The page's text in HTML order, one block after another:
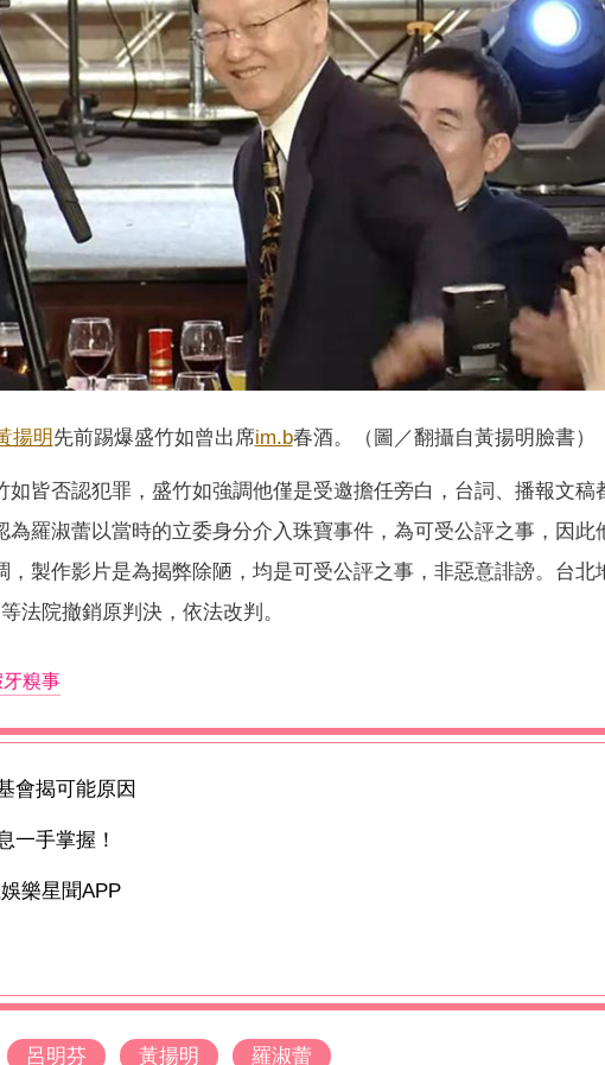
揚明先前踢爆盛竹如曾出席im.b春酒。（圖／翻攝自黃揚明臉書）
如皆否認犯罪，盛竹如強調他僅是受邀擔任旁白，台詞、播報文稿
羅淑蕾以當時的立委身分介入珠寶事件，為可受公評之事，因此
，製作影片是為揭弊除陋，均是可受公評之事，非惡意誹謗。台北
法院撤銷原判決，依法改判。
糗事
會揭可能原因
手掌握！
樂星聞APP
呂明芬 黃揚明 羅淑蕾